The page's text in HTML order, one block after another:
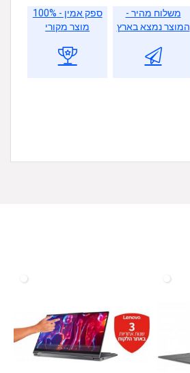
משלוח מהיר -
המוצר נמצא בארץ
ספק אמין - 100%
מוצר מקורי